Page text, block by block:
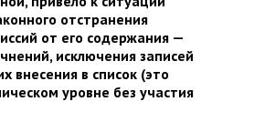
отстранения
от его содержания —
исключения записей
внесения в список (это
уровне без участия